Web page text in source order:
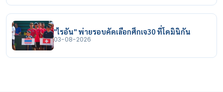
"ไรอัน" พ่ายรอบคัดเลือกศึกเจ30 ที่โดมินิกัน
03-08-2026